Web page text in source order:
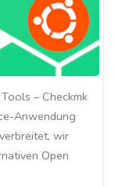
– Checkmk
Anwendung
wir
Open